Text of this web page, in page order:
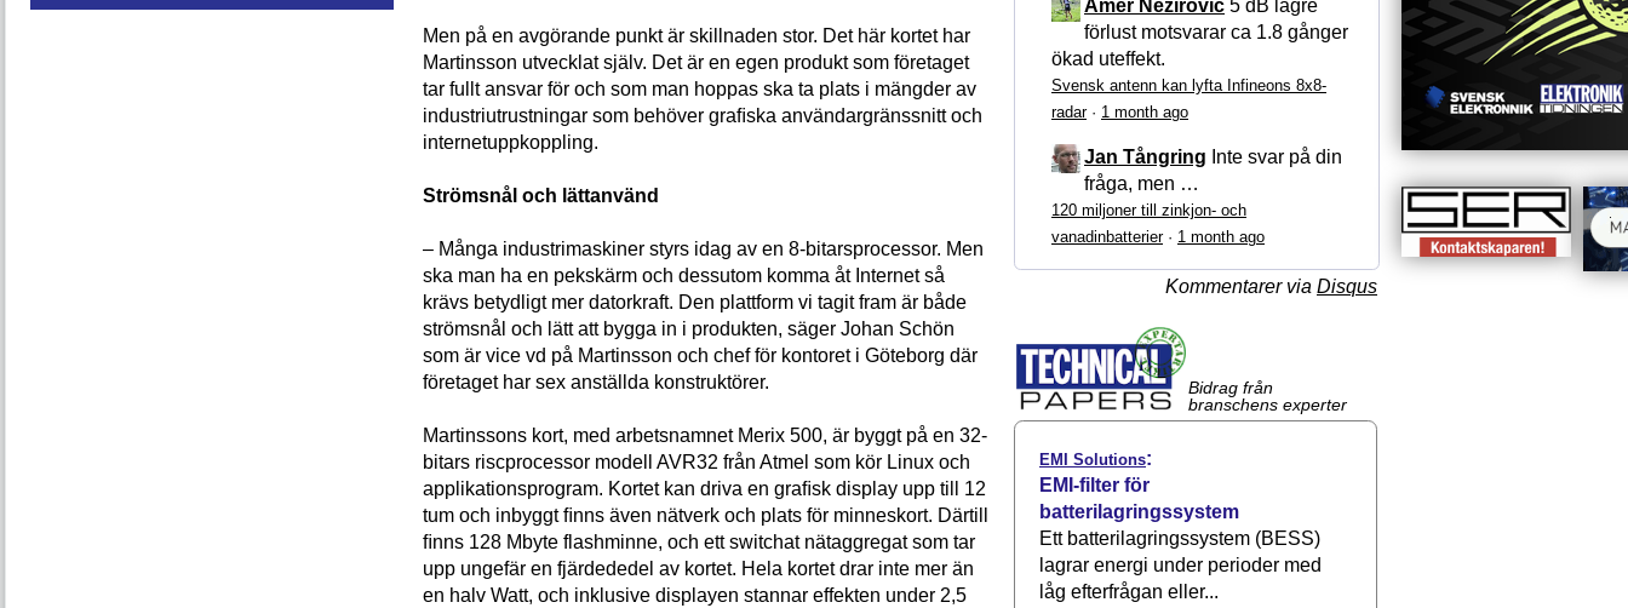
Men på en avgörande punkt är skillnaden stor. Det här kortet har
Martinsson utvecklat själv. Det är en egen produkt som företaget
tar fullt ansvar för och som man hoppas ska ta plats i mängder av
industriutrustningar som behöver graﬁska användargränssnitt och
internetuppkoppling.
Strömsnål och lättanvänd
– Många industrimaskiner styrs idag av en 8-bitarsprocessor. Men
ska man ha en pekskärm och dessutom komma åt Internet så
krävs betydligt mer datorkraft. Den plattform vi tagit fram är både
strömsnål och lätt att bygga in i produkten, säger Johan Schön
som är vice vd på Martinsson och chef för kontoret i Göteborg där
företaget har sex anställda konstruktörer.
Martinssons kort, med arbetsnamnet Merix 500, är byggt på en 32-
bitars riscprocessor modell AVR32 från Atmel som kör Linux och
applikationsprogram. Kortet kan driva en graﬁsk display upp till 12
tum och inbyggt ﬁnns även nätverk och plats för minneskort. Därtill
ﬁnns 128 Mbyte flashminne, och ett switchat nätaggregat som tar
upp ungefär en fjärdededel av kortet. Hela kortet drar inte mer än
en halv Watt, och inklusive displayen stannar effekten under 2,5
Amer Nezirovic 5 dB lägre
förlust motsvarar ca 1.8 gånger
ökad uteffekt.
Svensk antenn kan lyfta Infineons 8x8-
radar· 1 month ago
Jan Tångring Inte svar på din
fråga, men …
120 miljoner till zinkjon- och
vanadinbatterier· 1 month ago
Kommentarer via Disqus
Bidrag från
branschens experter
EMI Solutions:
EMI-filter för
batterilagringssystem
Ett batterilagringssystem (BESS)
lagrar energi under perioder med
låg efterfrågan eller...